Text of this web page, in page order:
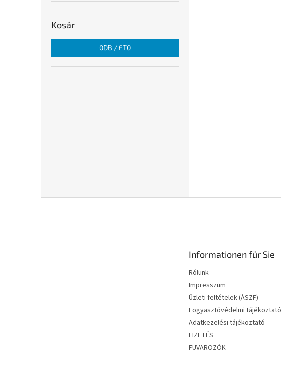
Kosár
0DB / FT0
Informationen für Sie
Rólunk
Impresszum
Üzleti feltételek (ÁSZF)
Fogyasztóvédelmi tájékoztató
Adatkezelési tájékoztató
FIZETÉS
FUVAROZÓK